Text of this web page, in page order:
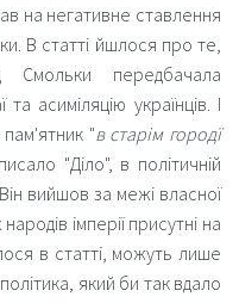
на негативне ставлення
В статті йшлося про те,
Смольки передбачала
асиміляцію українців. І
"в старім городї
"Діло", в політичній
вийшов за межі власної
імперії присутні на
в статті, можуть лише
який би так вдало